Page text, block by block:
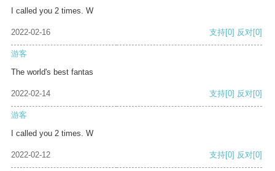
I called you 2 times. W
2022-02-16 支持[0] 反对[0]
游客
The world's best fantas
2022-02-14 支持[0] 反对[0]
游客
I called you 2 times. W
2022-02-12 支持[0] 反对[0]